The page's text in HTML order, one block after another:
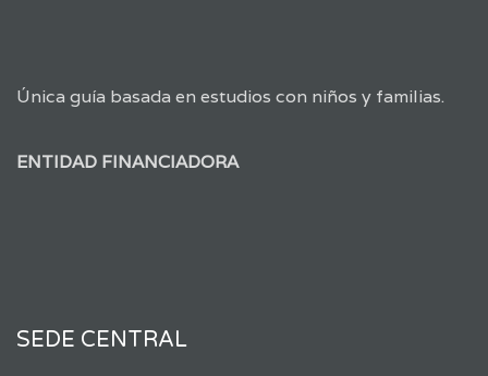
Única guía basada en estudios con niños y familias.
ENTIDAD FINANCIADORA
SEDE CENTRAL